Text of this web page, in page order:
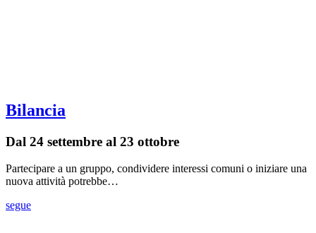
Bilancia
Dal 24 settembre al 23 ottobre
Partecipare a un gruppo, condividere interessi comuni o iniziare una
nuova attività potrebbe…
segue